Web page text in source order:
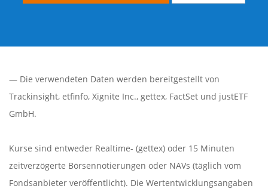
— Die verwendeten Daten werden bereitgestellt von
Trackinsight, etfinfo, Xignite Inc., gettex, FactSet und justETF
GmbH.
Kurse sind entweder Realtime- (gettex) oder 15 Minuten
zeitverzögerte Börsennotierungen oder NAVs (täglich vom
Fondsanbieter veröffentlicht). Die Wertentwicklungsangaben